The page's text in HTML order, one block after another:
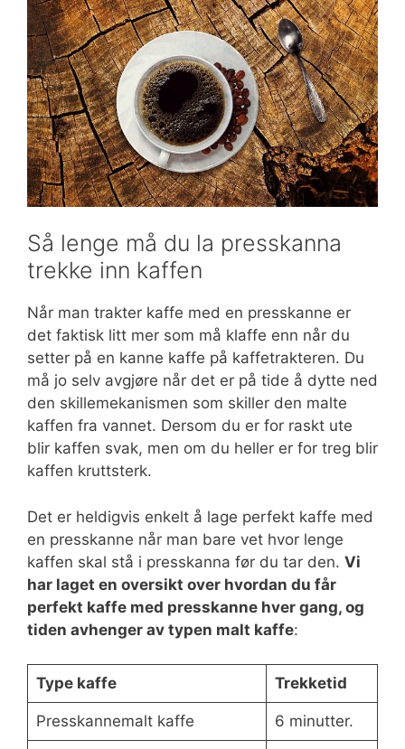
Så lenge må du la presskanna
trekke inn kaffen
Når man trakter kaffe med en presskanne er
det faktisk litt mer som må klaffe enn når du
setter på en kanne kaffe på kaffetrakteren. Du
må jo selv avgjøre når det er på tide å dytte ned
den skillemekanismen som skiller den malte
kaffen fra vannet. Dersom du er for raskt ute
blir kaffen svak, men om du heller er for treg blir
kaffen kruttsterk.
Det er heldigvis enkelt å lage perfekt kaffe med
en presskanne når man bare vet hvor lenge
kaffen skal stå i presskanna før du tar den. Vi
har laget en oversikt over hvordan du får
perfekt kaffe med presskanne hver gang, og
tiden avhenger av typen malt kaffe:
Type kaffe Trekketid
Presskannemalt kaffe 6 minutter.